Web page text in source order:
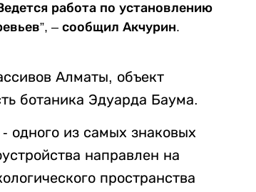
работа по установлению
– сообщил Акчурин.
Алматы, объект
ботаника Эдуарда Баума.
- одного из самых знаковых
направлен на
пространства